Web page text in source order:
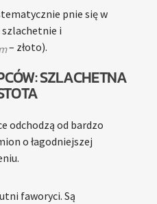
pnie się w
i
– złoto).
SZLACHETNA
odchodzą od bardzo
o łagodniejszej
faworyci. Są